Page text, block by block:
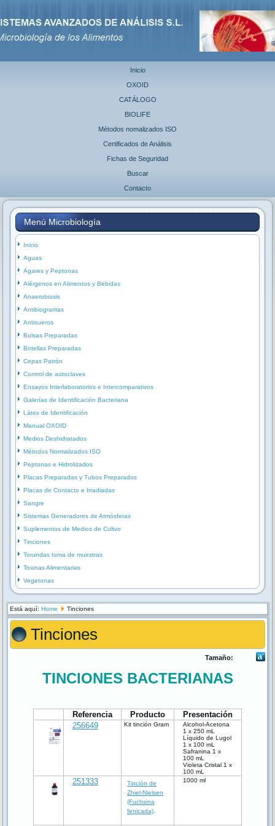
Inicio
OXOID
CATÁLOGO
BIOLIFE
Métodos nomalizados ISO
Certificados de Análisis
Fichas de Seguridad
Buscar
Contacto
Menú Microbiología
Inicio
Aguas
Agares y Peptonas
Alérgenos en Alimentos y Bebidas
Anaerobiosis
Antibiogramas
Antisueros
Bolsas Preparadas
Botellas Preparadas
Cepas Patrón
Control de autoclaves
Ensayos Interlaboratorios e Intercomparativos
Galerías de Identificación Bacteriana
Látex de Identificación
Manual OXOID
Medios Deshidratados
Métodos Normalizados ISO
Peptonas e Hidrolizados
Placas Preparadas y Tubos Preparados
Placas de Contacto e Irradiadas
Sangre
Sistemas Generadores de Atmósferas
Suplementos de Medios de Cultvo
Tinciones
Torundas toma de muestras
Toxinas Alimentarias
Vegetonas
Está aquí: Home Tinciones
Tinciones
Tamaño:
TINCIONES BACTERIANAS
Referencia Producto
Presentación
256649
Kit tinción Gram
Alcohol-Acetona
1 x 250 mL
Líquido de Lugol
1 x 100 mL
Safranina 1 x
100 mL
Violeta Cristal 1 x
100 mL
251333
Tinción de
Zhiel-Nielsen
(Fuchsina
fenicada).
1000 ml